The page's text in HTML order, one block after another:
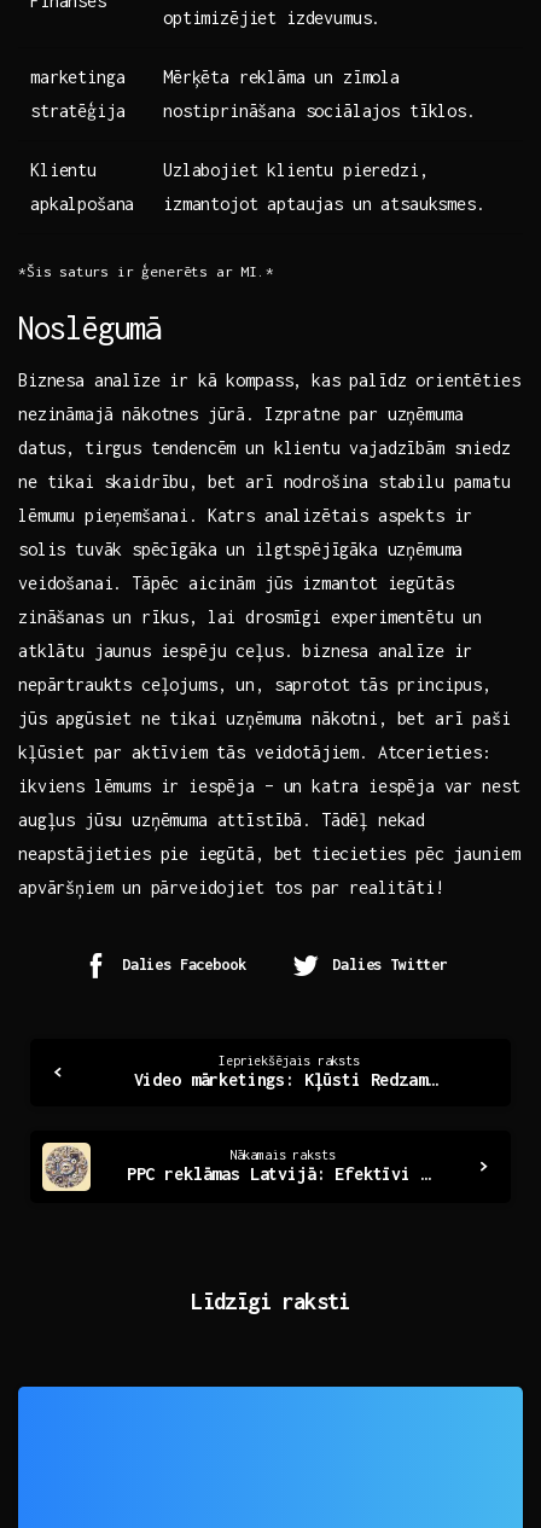
optimizējiet izdevumus.
marketinga
stratēģija
Mērķēta reklāma un zīmola
nostiprināšana sociālajos tīklos.
Klientu
apkalpošana
Uzlabojiet klientu pieredzi,
izmantojot aptaujas un atsauksmes.
*Šis ⁢saturs ir ģenerēts⁣ ar MI.*
Noslēgumā
Biznesa analīze ir kā kompass, kas palīdz orientēties
nezināmajā nākotnes jūrā. Izpratne par uzņēmuma
datus, tirgus tendencēm un klientu vajadzībām sniedz
ne tikai skaidrību, bet arī nodrošina stabilu pamatu
lēmumu pieņemšanai. Katrs analizētais aspekts ir
solis tuvāk⁢ spēcīgāka un ilgtspējīgāka uzņēmuma
veidošanai. Tāpēc aicinām ⁣jūs izmantot iegūtās
zināšanas un rīkus, lai drosmīgi experimentētu un
atklātu jaunus iespēju ceļus. biznesa analīze ir
nepārtraukts ceļojums, un, saprotot tās principus,
jūs apgūsiet ne tikai uzņēmuma nākotni, bet arī paši
⁢kļūsiet ‌par aktīviem tās veidotājiem. Atcerieties:
ikviens lēmums ir iespēja – un katra iespēja ⁣var nest
augļus jūsu uzņēmuma attīstībā. Tādēļ nekad
neapstājieties pie⁤ iegūtā, bet tiecieties pēc jauniem
apvāršņiem ⁤un pārveidojiet tos⁣ par realitāti!
Dalies Facebook Dalies Twitter
Iepriekšējais raksts
Video mārketings: Kļūsti Redzamāks Digitālajā Pasaulē
Nākamais raksts
PPC reklāmas Latvijā: Efektīvi risinājumi jūsu biznesam
Līdzīgi raksti